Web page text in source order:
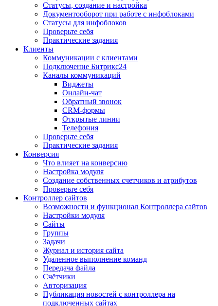
Статусы, создание и настройка
Документооборот при работе с инфоблоками
Статусы для инфоблоков
Проверьте себя
Практические задания
Клиенты
Коммуникации с клиентами
Подключение Битрикс24
Каналы коммуникаций
Виджеты
Онлайн-чат
Обратный звонок
CRM-формы
Открытые линии
Телефония
Проверьте себя
Практические задания
Конверсия
Что влияет на конверсию
Настройка модуля
Создание собственных счетчиков и атрибутов
Проверьте себя
Контроллер сайтов
Возможности и функционал Контроллера сайтов
Настройки модуля
Сайты
Группы
Задачи
Журнал и история сайта
Удаленное выполнение команд
Передача файла
Счётчики
Авторизация
Публикация новостей с контроллера на
подключенных сайтах